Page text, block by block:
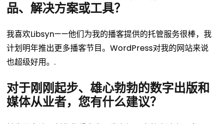
品、解决方案或工具？
我喜欢Libsyn——他们为我的播客提供的托管服务很棒，我
计划明年推出更多播客节目。WordPress对我的网站来说
也超级好用。.
对于刚刚起步、雄心勃勃的数字出版和
媒体从业者，您有什么建议？